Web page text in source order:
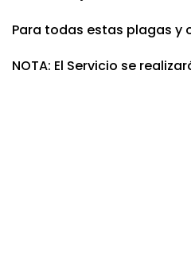
Para todas estas plagas y
NOTA: El Servicio se